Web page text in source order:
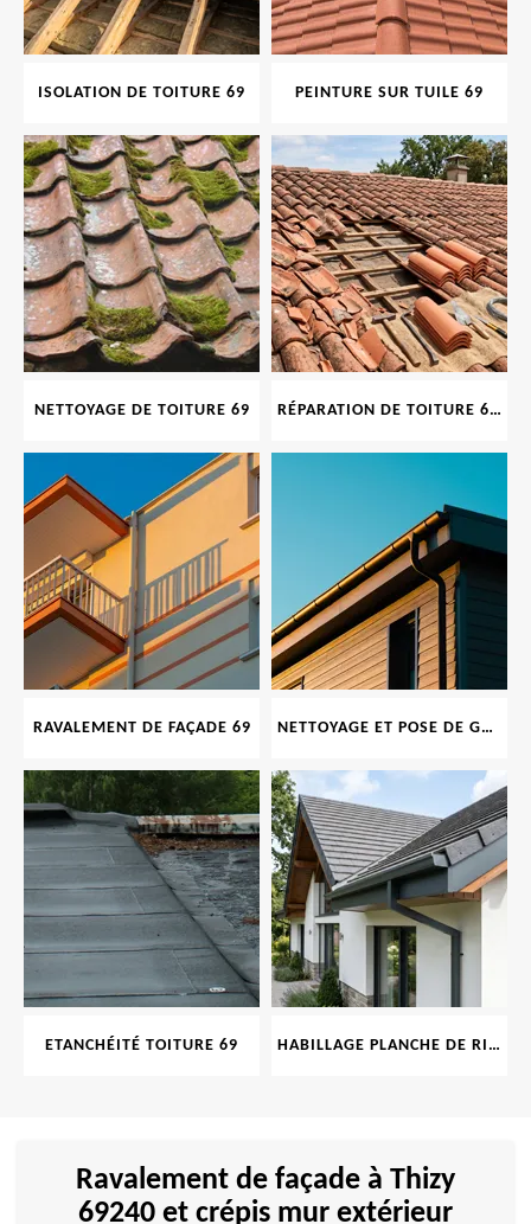
ISOLATION DE TOITURE 69 PEINTURE SUR TUILE 69
NETTOYAGE DE TOITURE 69 RÉPARATION DE TOITURE 69 RHONE, TUILES CASSÉES OU ABIMÉES
RAVALEMENT DE FAÇADE 69 NETTOYAGE ET POSE DE GOUTTIÈRE 69
ETANCHÉITÉ TOITURE 69 HABILLAGE PLANCHE DE RIVE 69
Ravalement de façade à Thizy
69240 et crépis mur extérieur